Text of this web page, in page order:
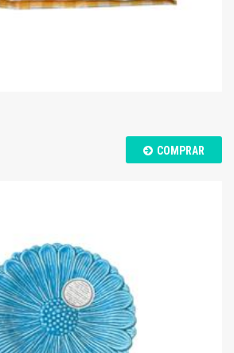
Prato Girassol - Azul - S
COMPRAR